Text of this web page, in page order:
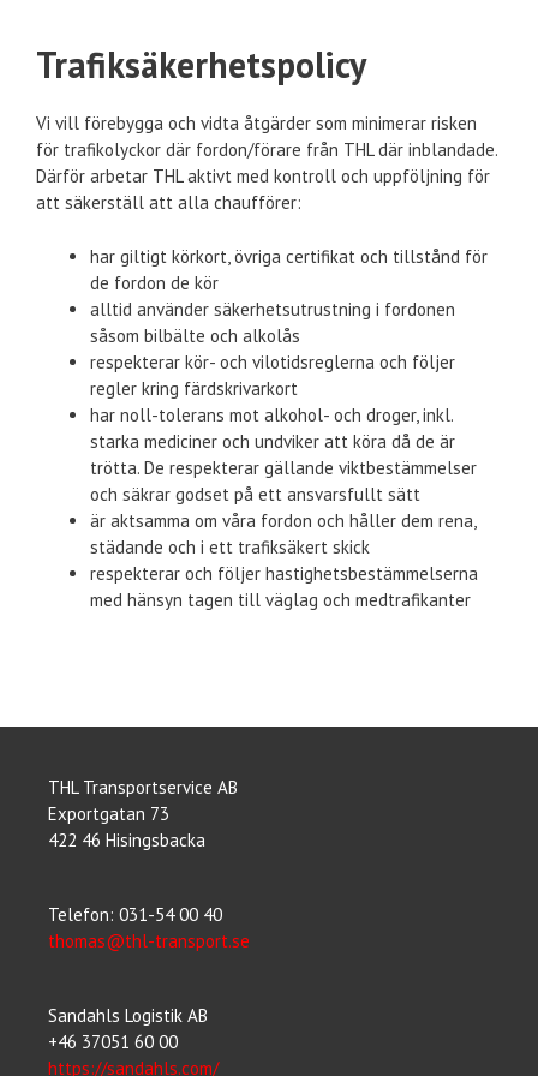
Trafiksäkerhetspolicy
Vi vill förebygga och vidta åtgärder som minimerar risken
för trafikolyckor där fordon/förare från THL där inblandade.
Därför arbetar THL aktivt med kontroll och uppföljning för
att säkerställ att alla chaufförer:
har giltigt körkort, övriga certifikat och tillstånd för
de fordon de kör
alltid använder säkerhetsutrustning i fordonen
såsom bilbälte och alkolås
respekterar kör- och vilotidsreglerna och följer
regler kring färdskrivarkort
har noll-tolerans mot alkohol- och droger, inkl.
starka mediciner och undviker att köra då de är
trötta. De respekterar gällande viktbestämmelser
och säkrar godset på ett ansvarsfullt sätt
är aktsamma om våra fordon och håller dem rena,
städande och i ett trafiksäkert skick
respekterar och följer hastighetsbestämmelserna
med hänsyn tagen till väglag och medtrafikanter
THL Transportservice AB
Exportgatan 73
422 46 Hisingsbacka
Telefon: 031-54 00 40
thomas@thl-transport.se
Sandahls Logistik AB
+46 37051 60 00
https://sandahls.com/